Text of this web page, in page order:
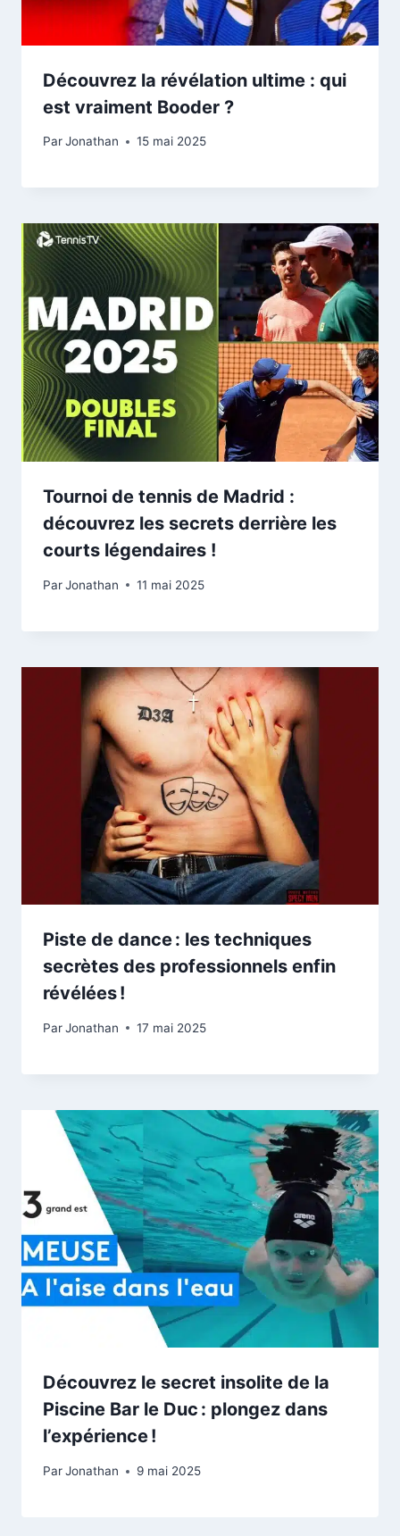
Découvrez la révélation ultime : qui
est vraiment Booder ?
ParJonathan 15 mai 2025
Tournoi de tennis de Madrid :
découvrez les secrets derrière les
courts légendaires !
ParJonathan 11 mai 2025
Piste de dance : les techniques
secrètes des professionnels enfin
révélées !
ParJonathan 17 mai 2025
Découvrez le secret insolite de la
Piscine Bar le Duc : plongez dans
l’expérience !
ParJonathan 9 mai 2025